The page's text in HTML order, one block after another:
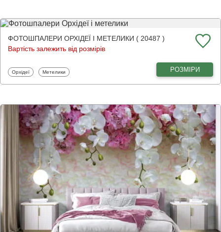
ФОТОШПАЛЕРИ ОРХІДЕЇ І МЕТЕЛИКИ ( 20487 )
Вартість залежить від розмірів
Фотошпалери
Орхідеї Фотошпалери
Метелики РОЗМІРИ